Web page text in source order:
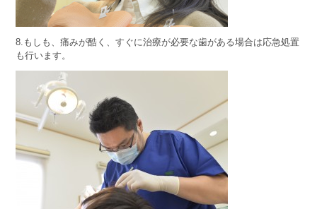
8.もしも、痛みが酷く、すぐに治療が必要な歯がある場合は応急処置
も行います。